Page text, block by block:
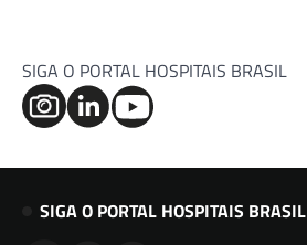
SIGA O PORTAL HOSPITAIS BRASIL
SIGA O PORTAL HOSPITAIS BRASIL